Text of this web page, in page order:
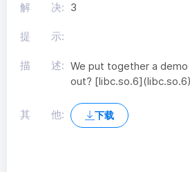
解 决: 3
提 示:
描 述: We put together a
out? [libc.so.6](libc.so.6)
其 他: 下载